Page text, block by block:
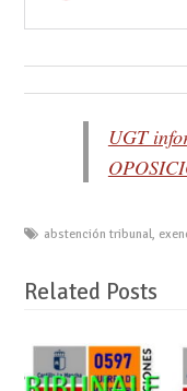
UGT
abstención tribunal,
Related Posts